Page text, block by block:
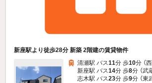
新座駅より徒歩28分 新築 2階建の賃貸物件
清瀬駅 バス11分 歩10分 （
新座駅 バス14分 歩8分 （武
志木駅 バス23分 歩9分 （東